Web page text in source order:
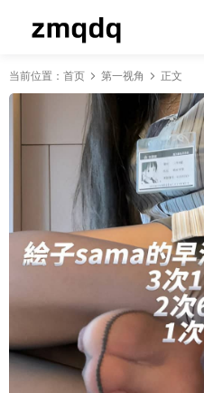
当前位置： 首页 第一视角 正文